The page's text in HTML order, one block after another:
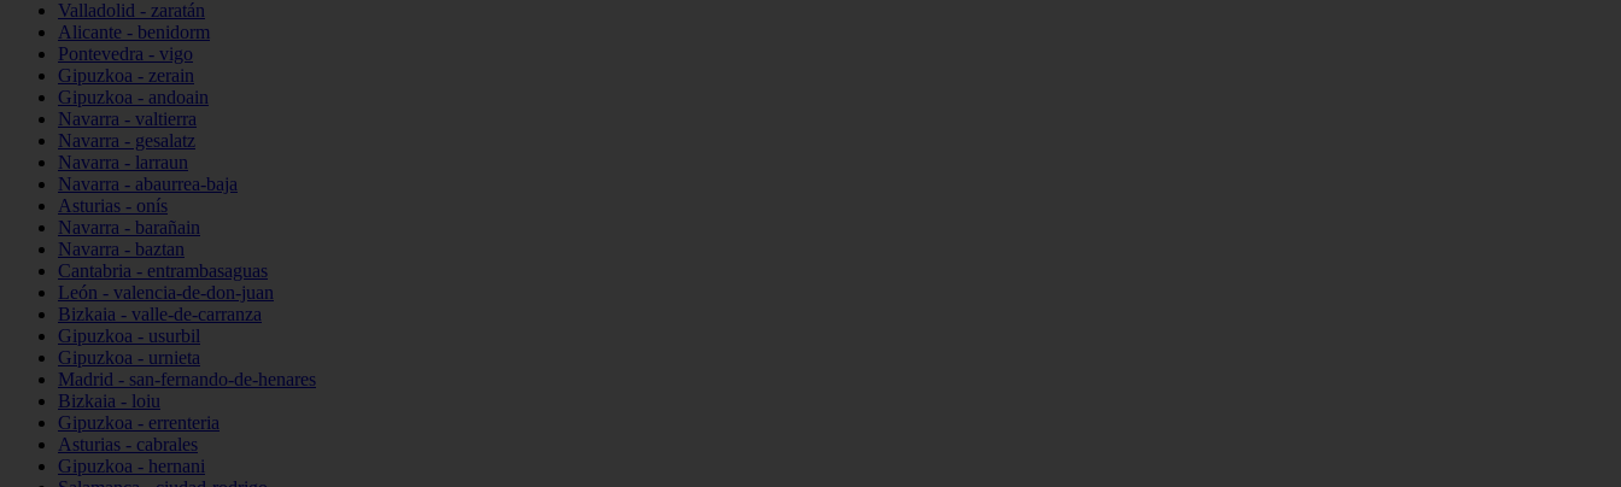
Valladolid - zaratán
Alicante - benidorm
Pontevedra - vigo
Gipuzkoa - zerain
Gipuzkoa - andoain
Navarra - valtierra
Navarra - gesalatz
Navarra - larraun
Navarra - abaurrea-baja
Asturias - onís
Navarra - barañain
Navarra - baztan
Cantabria - entrambasaguas
León - valencia-de-don-juan
Bizkaia - valle-de-carranza
Gipuzkoa - usurbil
Gipuzkoa - urnieta
Madrid - san-fernando-de-henares
Bizkaia - loiu
Gipuzkoa - errenteria
Asturias - cabrales
Gipuzkoa - hernani